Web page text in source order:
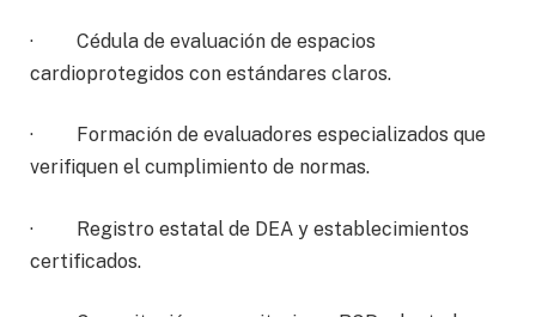
· Cédula de evaluación de espacios
cardioprotegidos con estándares claros.
· Formación de evaluadores especializados que
verifiquen el cumplimiento de normas.
· Registro estatal de DEA y establecimientos
certificados.